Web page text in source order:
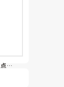
で
そ